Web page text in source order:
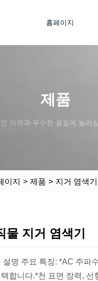
홈페이지
제품
가격과 우수한 품질에 놀라
이지 > 제품 > 지거 염색기
물 지거 염색기
설명 주요 특징: *AC 주파
합니다.*천 표면 장력, 선